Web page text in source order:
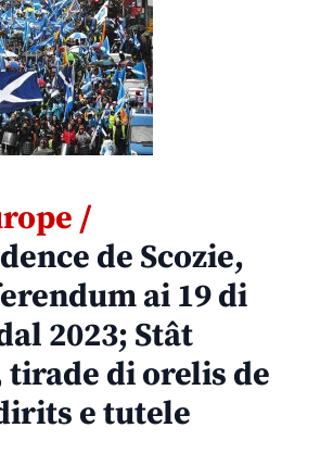
/
de Scozie,
ai 19 di
2023; Stât
tirade di orelis de
e tutele